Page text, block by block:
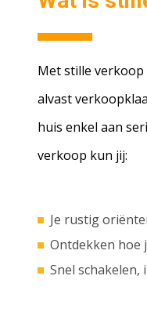
Met stille
alvast
huis enkel aan
verkoop kun jij:
Je rustig
Ontdekken hoe
Snel schakelen,